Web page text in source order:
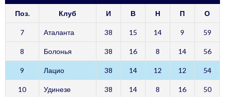
Поз. Клуб И В Н П О
7 Аталанта 38 15 14 9 59
8 Болонья 38 16 8 14 56
9 Лацио 38 14 12 12 54
10 Удинезе 38 14 8 16 50